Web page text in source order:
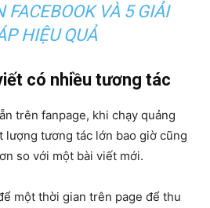
FACEBOOK VÀ 5 GIẢI
HIỆU QUẢ
có nhiều tương tác
trên fanpage, khi chạy quảng
lượng tương tác lớn bao giờ cũng
so với một bài viết mới.
một thời gian trên page để thu